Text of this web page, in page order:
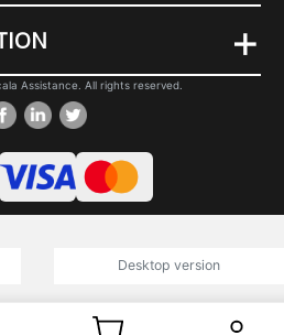
+
Assistance. All rights reserved.
Desktop version